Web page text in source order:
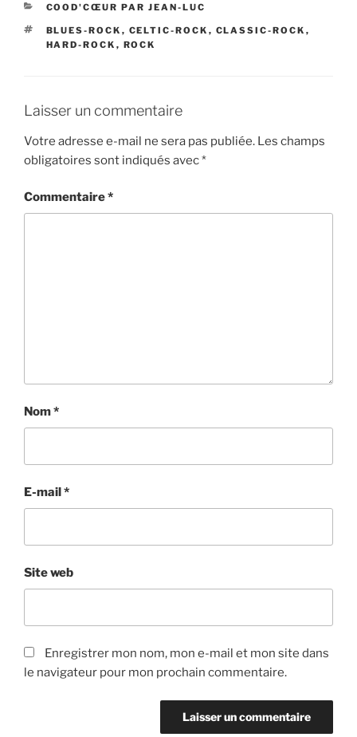
CATÉGORIES
COOD'CŒUR PAR JEAN-LUC
ÉTIQUETTES
BLUES-ROCK , CELTIC-ROCK , CLASSIC-ROCK ,
HARD-ROCK , ROCK
Laisser un commentaire
Votre adresse e-mail ne sera pas publiée. Les champs
obligatoires sont indiqués avec*
Commentaire*
Nom*
E-mail*
Site web
Enregistrer mon nom, mon e-mail et mon site dans
le navigateur pour mon prochain commentaire.